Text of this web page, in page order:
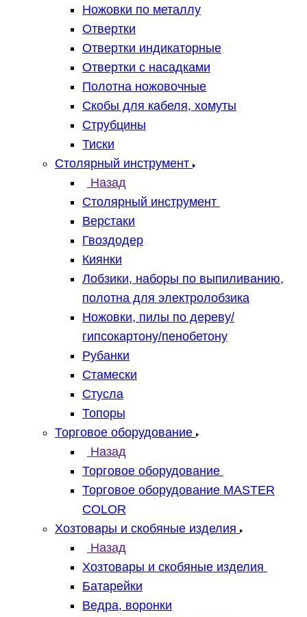
Ножовки по металлу
Отвертки
Отвертки индикаторные
Отвертки с насадками
Полотна ножовочные
Скобы для кабеля, хомуты
Струбцины
Тиски
Столярный инструмент
Назад
Столярный инструмент
Верстаки
Гвоздодер
Киянки
Лобзики, наборы по выпиливанию,
полотна для электролобзика
Ножовки, пилы по дереву/
гипсокартону/пенобетону
Рубанки
Стамески
Стусла
Топоры
Торговое оборудование
Назад
Торговое оборудование
Торговое оборудование MASTER
COLOR
Хозтовары и скобяные изделия
Назад
Хозтовары и скобяные изделия
Батарейки
Ведра, воронки